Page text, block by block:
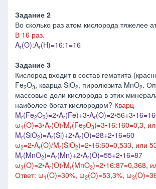
Задание 2
Во сколько раз атом кислорода тяжелее
В 16 раз.
Ar(O):Ar(H)=16:1=16
Задание 3
Кислород входит в состав гематита
Fe2O3, кварца SiO2, пиролюзита MnO2.
массовые доли кислорода в этих
наиболее богат кислородом? Кварц
Mr(Fe2O3)=2•Ar(Fe)+3•Ar
ω1 (O)=3•Ar(O)/Mr(Fe2O3)=3•16:160=0,3,
Mr(SiO2)=Ar(Si)+2•Ar(O)=28+2•16=60
ω2=2•Ar(O)/Mr(SiO2)=2•16:60=0,533, или
Mr(MnO2)=Ar(Mn)+2•Ar(O)=55+2•16=87
ω3(O)=2•Ar(O)/Mr(MnO2)=2•16:87=0,368,
Ответ: ω1 (O)=30%, ω2(O)=53,3%, ω3